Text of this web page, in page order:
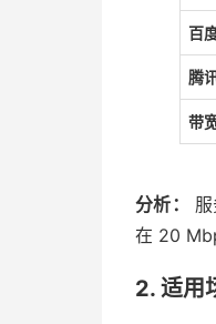
百
腾
带
分析：
在 20
2. 适用